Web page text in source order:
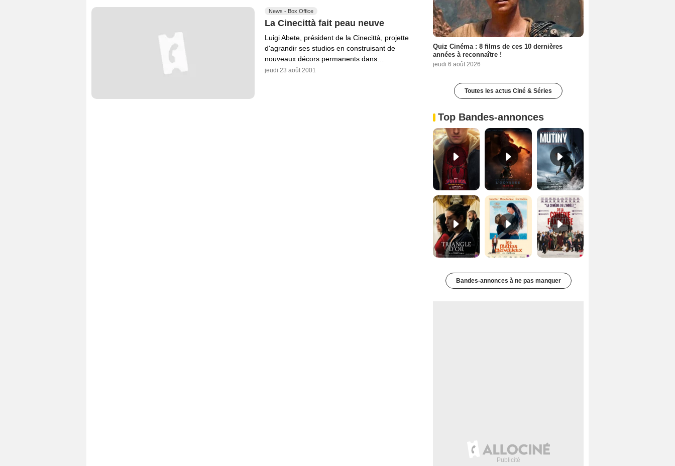
News - Box Office
La Cinecittà fait peau neuve
Luigi Abete, président de la Cinecittà, projette
d'agrandir ses studios en construisant de
nouveaux décors permanents dans…
jeudi 23 août 2001
Quiz Cinéma : 8 films de ces 10 dernières
années à reconnaître !
jeudi 6 août 2026
Toutes les actus Ciné & Séries
Top Bandes-annonces
Spider-Man: Brand New Day Bande-annonce VO STFR L'Odyssée Bande-annonce VO STFR
Les Matins merveilleux Bande-annonce VF De la Comédie-Française Teaser VF
Bandes-annonces à ne pas manquer